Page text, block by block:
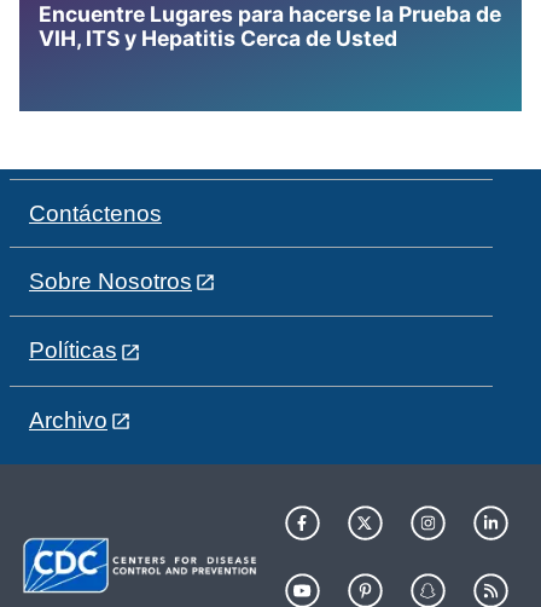
Encuentre Lugares para hacerse la Prueba de
VIH, ITS y Hepatitis Cerca de Usted
Contáctenos
Sobre Nosotros
Políticas
Archivo